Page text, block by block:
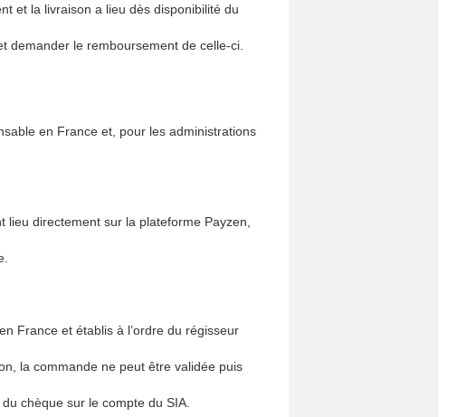
et la livraison a lieu dès disponibilité du
demander le remboursement de celle-ci.
en France et, pour les administrations
directement sur la plateforme Payzen,
France et établis à l’ordre du régisseur
la commande ne peut être validée puis
chèque sur le compte du SIA.